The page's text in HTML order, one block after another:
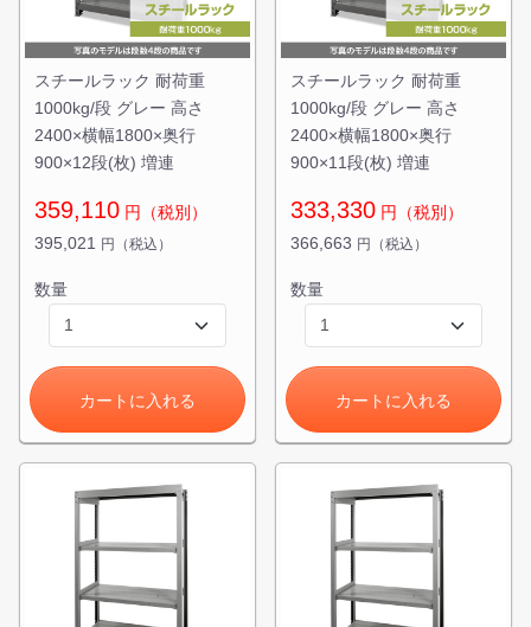
スチールラック 耐荷重
1000kg/段 グレー 高さ
2400×横幅1800×奥行
900×12段(枚) 増連
359,110 円（税別）
395,021
円（税込）
数量
カートに入れる
スチールラック 耐荷重
1000kg/段 グレー 高さ
2400×横幅1800×奥行
900×11段(枚) 増連
333,330 円（税別）
366,663 円（税込）
数量
カートに入れる